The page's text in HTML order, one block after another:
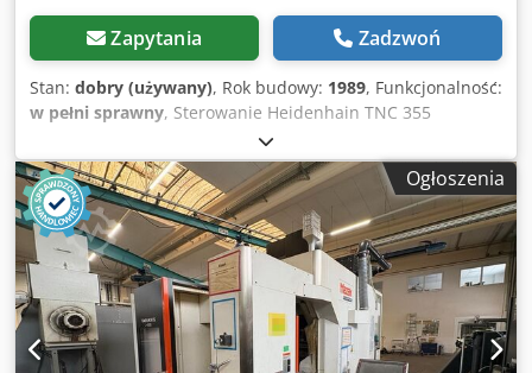
Zapytania Zadzwoń
Stan: dobry (używany), Rok budowy: 1989, Funkcjonalność:
w pełni sprawny, Sterowanie Heidenhain TNC 355
Wielkość stołu: 925 x 380 mm Maks. obciążenie stołu: 420
kg Oś X: 760 mm Oś Y: 410 mm Oś Z: 450 mm Uchwyt
wrzeciona: ISO40 Dsdpfx Ajy Hu Szjm Rekr Moc wrzeciona:
5,5 kW Magazyn narzędzi na 20 pozycji Maks. prędkość
obrotowa wrzeciona: 6000 obr./min Zapotrzebowanie
mocy: 18 kVA / 380V / 32A Waga: 3300 kg Wymiary
(DłxSzerxWys): 3200 x 2600 x 2500 mm Wyposażenie,
akcesoria - Instalacja chłodząca - Stopy maszyny
Ogłoszenia